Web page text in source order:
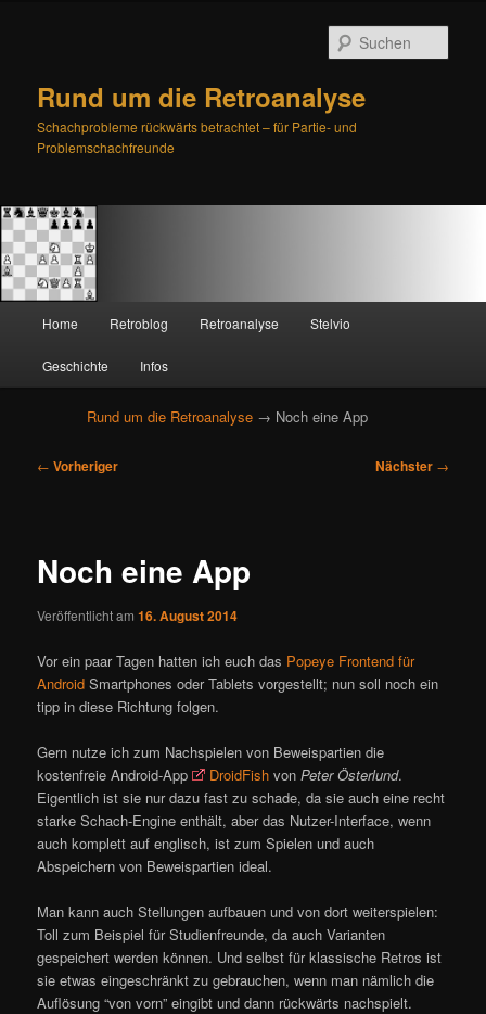
Rund um die Retroanalyse
Schachprobleme rückwärts betrachtet – für Partie- und
Problemschachfreunde
Zum
primären
Inhalt
springen
Zum
sekundären
Inhalt
springen
Home Retroblog Retroanalyse Stelvio
Geschichte Infos
Rund um die Retroanalyse → Noch eine App
B
a
s
a
v
i
a
t
i
o
n
← Vorheriger Nächster →
Noch eine App
Veröffentlicht am16. August 2014
Vor ein paar Tagen hatten ich euch das Popeye Frontend für
Android Smartphones oder Tablets vorgestellt; nun soll noch ein
tipp in diese Richtung folgen.
Gern nutze ich zum Nachspielen von Beweispartien die
kostenfreie Android-App
DroidFish vonPeter Österlund.
Eigentlich ist sie nur dazu fast zu schade, da sie auch eine recht
starke Schach-Engine enthält, aber das Nutzer-Interface, wenn
auch komplett auf englisch, ist zum Spielen und auch
Abspeichern von Beweispartien ideal.
Man kann auch Stellungen aufbauen und von dort weiterspielen:
Toll zum Beispiel für Studienfreunde, da auch Varianten
gespeichert werden können. Und selbst für klassische Retros ist
sie etwas eingeschränkt zu gebrauchen, wenn man nämlich die
Auflösung “von vorn” eingibt und dann rückwärts nachspielt.